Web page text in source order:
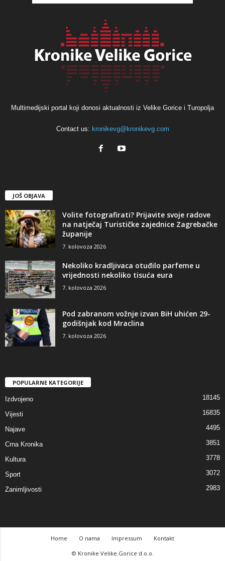
Multimedijski portal koji donosi aktualnosti iz Velike Gorice i Turopolja
Contact us: kronikevg@kronikevg.com
JOŠ OBJAVA
Volite fotografirati? Prijavite svoje radove
na natječaj Turističke zajednice Zagrebačke
županije
7. kolovoza 2026
Nekoliko kradljivaca otuđilo parfeme u
vrijednosti nekoliko tisuća eura
7. kolovoza 2026
Pod zabranom vožnje izvan BiH uhićen 29-
godišnjak kod Mraclina
7. kolovoza 2026
POPULARNE KATEGORIJE
Izdvojeno 18145
Vijesti 16835
Najave 4495
Crna Kronika 3851
Kultura 3778
Sport 3072
Zanimljivosti 2983
Home O nama Impressum
Kontakt
© Kronike Velike Gorice d.o.o.